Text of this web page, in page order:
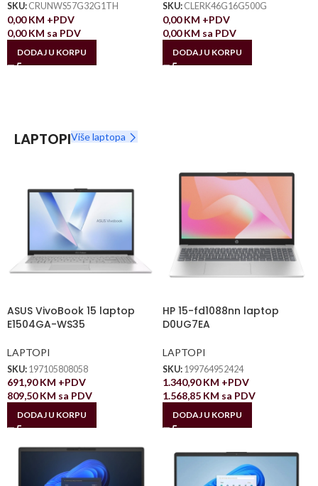
SKU: CRUNWS57G32G1TH
0,00KM +PDV
0,00KM sa PDV
DODAJ U KORPU
SKU: CLERK46G16G500G
0,00KM +PDV
0,00KM sa PDV
DODAJ U KORPU
LAPTOPIViše laptopa
ASUS VivoBook 15 laptop
E1504GA-WS35
LAPTOPI
SKU: 197105808058
691,90KM +PDV
809,50KM sa PDV
DODAJ U KORPU
HP 15-fd1088nn laptop
D0UG7EA
LAPTOPI
SKU: 199764952424
1.340,90KM +PDV
1.568,85 KM sa PDV
DODAJ U KORPU